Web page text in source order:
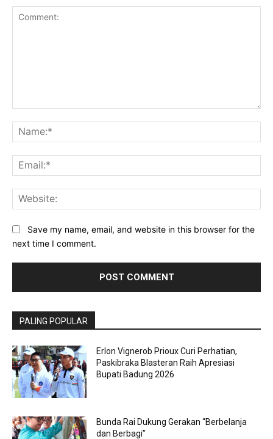
Save my name, email, and website in this browser for the
next time I comment.
PALING POPULAR
Erlon Vignerob Prioux Curi Perhatian,
Paskibraka Blasteran Raih Apresiasi
Bupati Badung 2026
Bunda Rai Dukung Gerakan “Berbelanja
dan Berbagi”